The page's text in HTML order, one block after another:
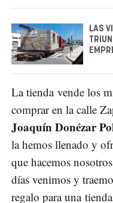
LAS
La tienda vende los
comprar en la calle
Joaquín Donézar
la hemos llenado y
que hacemos
días venimos y
regalo para una